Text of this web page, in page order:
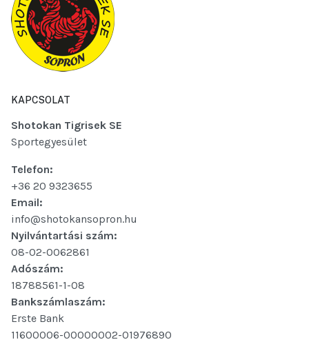
KAPCSOLAT
Shotokan Tigrisek SE
Sportegyesület
Telefon:
+36 20 9323655
Email:
info@shotokansopron.hu
Nyilvántartási szám:
08-02-0062861
Adószám:
18788561-1-08
Bankszámlaszám:
Erste Bank
11600006-00000002-01976890